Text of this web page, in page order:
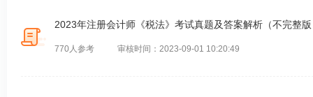
2023年注册会计师《税法》考试真题及答案解析（不完整
770人参考 审核时间：2023-09-01 10:20:49